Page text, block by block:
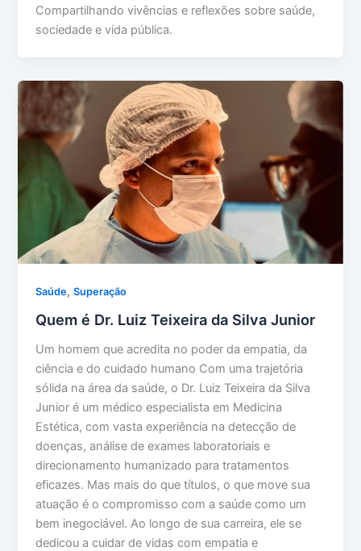
Compartilhando vivências e reflexões sobre saúde,
sociedade e vida pública.
Saúde,Superação
Quem é Dr. Luiz Teixeira da Silva Junior
Um homem que acredita no poder da empatia, da
ciência e do cuidado humano Com uma trajetória
sólida na área da saúde, o Dr. Luiz Teixeira da Silva
Junior é um médico especialista em Medicina
Estética, com vasta experiência na detecção de
doenças, análise de exames laboratoriais e
direcionamento humanizado para tratamentos
eficazes. Mas mais do que títulos, o que move sua
atuação é o compromisso com a saúde como um
bem inegociável. Ao longo de sua carreira, ele se
dedicou a cuidar de vidas com empatia e